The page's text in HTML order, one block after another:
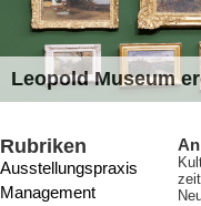
Leopold Museum
Rubriken
Ausstellungspraxis
Management